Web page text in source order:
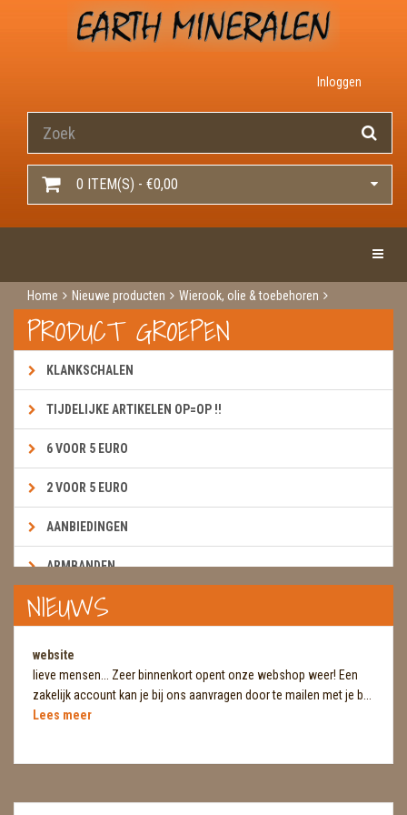
Inloggen
0 ITEM(S) - €0,00
Home Nieuwe producten
Wierook, olie & toebehoren
Wierook
Wierook hem / darshan
PRODUCT GROEPEN
KLANKSCHALEN
TIJDELIJKE ARTIKELEN OP=OP !!
6 VOOR 5 EURO
2 VOOR 5 EURO
AANBIEDINGEN
ARMBANDEN
BOEKEN & KAARTEN E.A.R.T.H.
BROEKZAKSTENEN
CADEAUBONNEN
DIERTJES
DIVERSE
NIEUWS
website
lieve mensen... Zeer binnenkort opent onze webshop weer! Een
zakelijk account kan je bij ons aanvragen door te mailen met je b...
Lees meer